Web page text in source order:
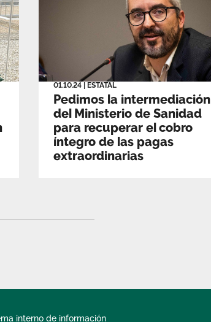
01.10.24 ESTATAL
Pedimos la intermediación
del Ministerio de Sanidad
para recuperar el cobro
íntegro de las pagas
extraordinarias
interno de información